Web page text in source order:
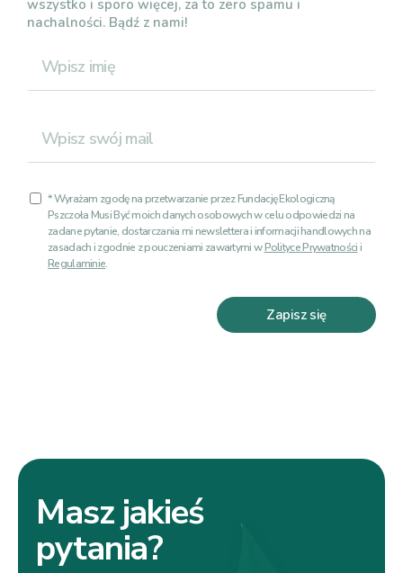
wszystko i sporo więcej, za to zero spamu i
nachalności. Bądź z nami!
* Wyrażam zgodę na przetwarzanie przez Fundację Ekologiczną
Pszczoła Musi Być moich danych osobowych w celu odpowiedzi na
zadane pytanie, dostarczania mi newslettera i informacji handlowych na
zasadach i zgodnie z pouczeniami zawartymi wPolityce Prywatnościi
Regulaminie.
Zapisz się
Masz jakieś
pytania?